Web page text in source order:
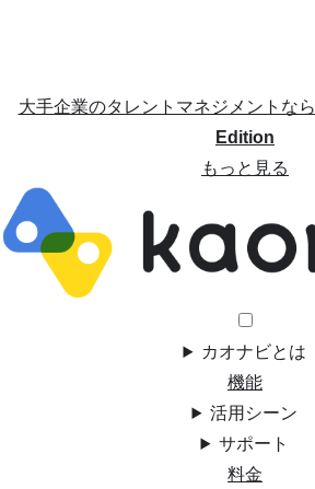
大手企業のタレントマネジメントなら
Edition
もっと見る
カオナビとは
機能
活用シーン
サポート
料金